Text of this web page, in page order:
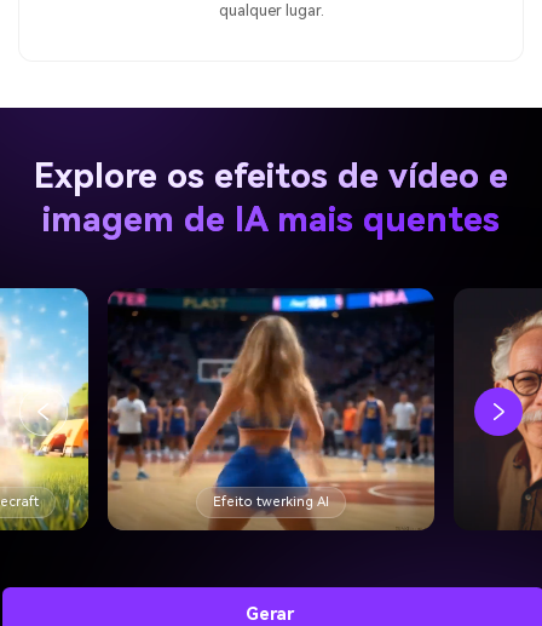
qualquer lugar.
Explore os efeitos de vídeo e
imagem de IA mais quentes
Efeito twerking AI
Gerar